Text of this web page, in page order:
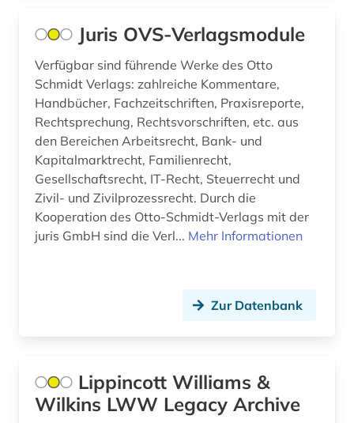
gebäudekunde (1)
gebäudelehre (1)
gefühl (1)
geistesleben (1)
geisteswissenschaft (1)
geisteswissenschaften (50)
gender (2)
geobiologie (1)
geografie (6)
Juris OVS-Verlagsmodule
Verfügbar sind führende Werke des Otto
Schmidt Verlags: zahlreiche Kommentare,
Handbücher, Fachzeitschriften, Praxisreporte,
Rechtsprechung, Rechtsvorschriften, etc. aus
den Bereichen Arbeitsrecht, Bank- und
Kapitalmarktrecht, Familienrecht,
Gesellschaftsrecht, IT-Recht, Steuerrecht und
Zivil- und Zivilprozessrecht. Durch die
Kooperation des Otto-Schmidt-Verlags mit der
juris GmbH sind die Verl... Mehr Informationen
Zur Datenbank
Lippincott Williams &
Wilkins LWW Legacy Archive